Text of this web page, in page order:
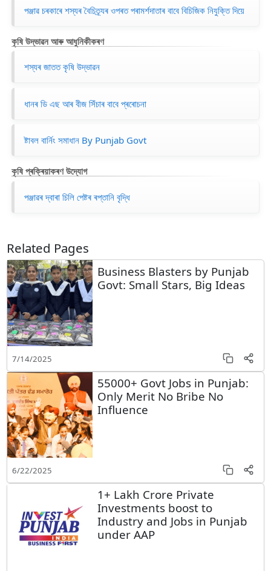
পঞ্জাৱ চৰকাৰে শস্যৰ বৈচিত্ৰ্যৰ ওপৰত পৰামৰ্শদাতাৰ বাবে বিচিজিক নিযুক্তি দিয়ে
কৃষি উদ্ভাৱন আৰু আধুনিকীকৰণ
শস্যৰ জাতত কৃষি উদ্ভাৱন
ধানৰ ডি এছ আৰ বীজ সিঁচাৰ বাবে প্ৰৰোচনা
ষ্টাবল বাৰ্নিং সমাধান By Punjab Govt
কৃষি প্ৰক্ৰিয়াকৰণ উদ্যোগ
পঞ্জাৱৰ দ্বাৰা চিলি পেষ্টৰ ৰপ্তানি বৃদ্ধি
Related Pages
Business Blasters by Punjab
Govt: Small Stars, Big Ideas
7/14/2025
55000+ Govt Jobs in Punjab:
Only Merit No Bribe No
Influence
6/22/2025
1+ Lakh Crore Private
Investments boost to
Industry and Jobs in Punjab
under AAP